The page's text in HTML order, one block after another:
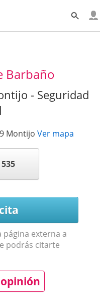
Barbaño
- Seguridad
Montijo Ver mapa
página externa a
podrás citarte